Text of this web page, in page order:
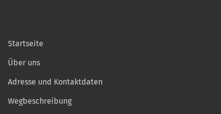
Startseite
Über uns
Adresse und Kontaktdaten
Wegbeschreibung